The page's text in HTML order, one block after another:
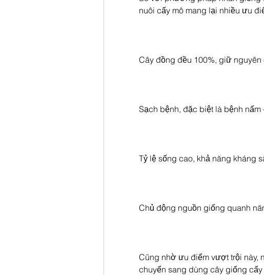
nuôi cấy mô mang lại nhiều ưu
Cây đồng đều 100%, giữ nguyên
Sạch bệnh, đặc biệt là bệnh nấm
Tỷ lệ sống cao, khả năng kháng
Chủ động nguồn giống quanh
Cũng nhờ ưu điểm vượt trội này,
chuyển sang dùng cây giống